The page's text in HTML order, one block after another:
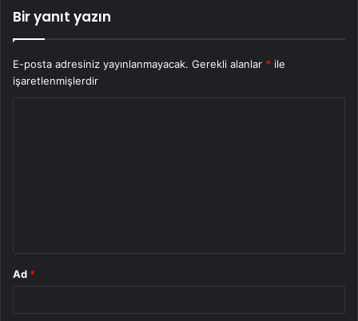
Bir yanıt yazın
E-posta adresiniz yayınlanmayacak. Gerekli alanlar * ile
işaretlenmişlerdir
Ad *